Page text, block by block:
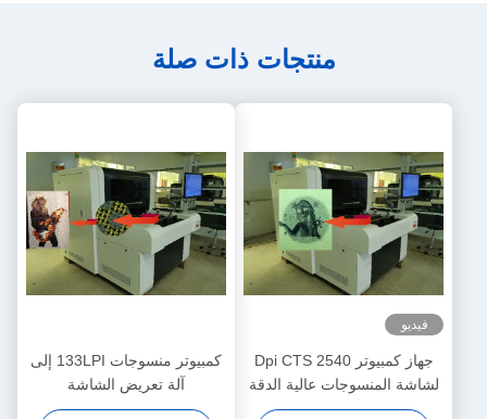
منتجات ذات صلة
فيديو
جهاز كمبيوتر 2540 Dpi CTS
لشاشة المنسوجات عالية الدقة
900x1000mm
كمبيوتر منسوجات 133LPI إلى
آلة تعريض الشاشة